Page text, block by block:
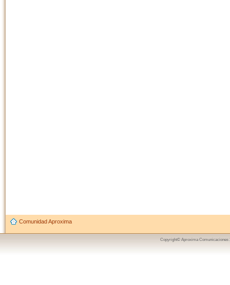
Comunidad Aproxima
Copyright© Aproxima Comunicaciones